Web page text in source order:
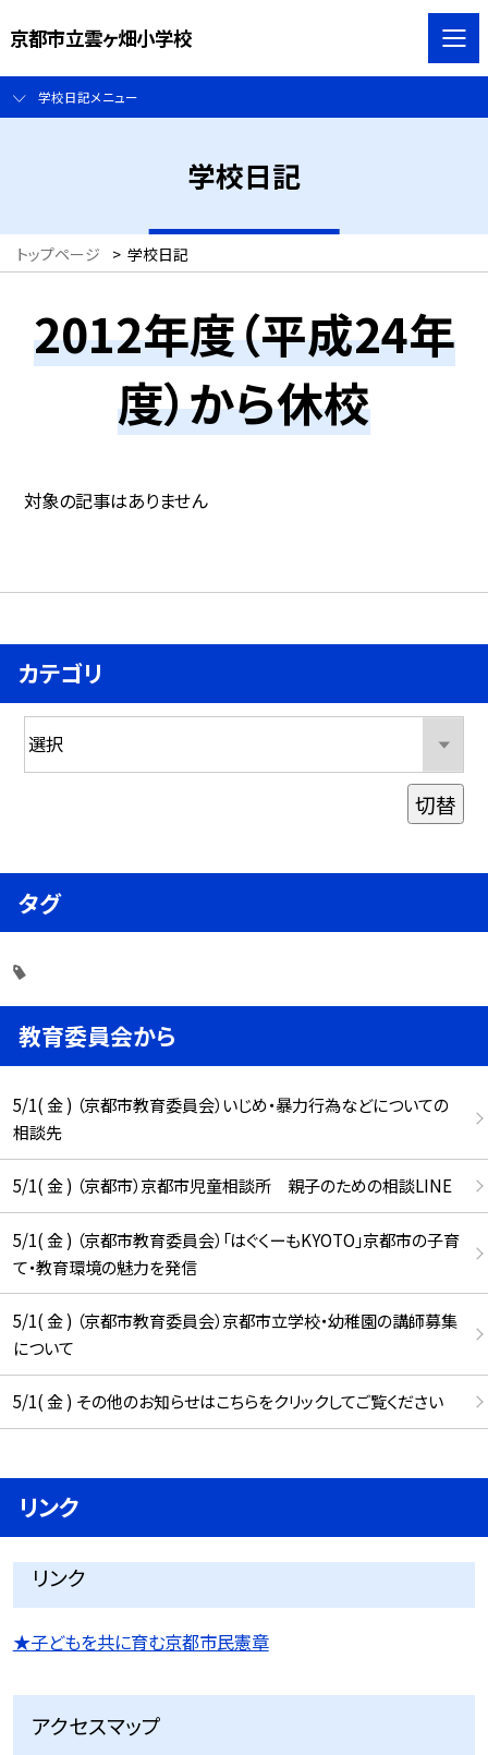
京都市立雲ヶ畑小学校
学校日記メニュー
学校日記
トップページ > 学校日記
2012年度（平成24年
度）から休校
対象の記事はありません
カテゴリ
切替
タグ
教育委員会から
5/1( 金 ) （京都市教育委員会）いじめ・暴力行為などについての
相談先
5/1( 金 ) （京都市）京都市児童相談所 親子のための相談LINE
5/1( 金 ) （京都市教育委員会）「はぐくーもKYOTO」京都市の子育
て・教育環境の魅力を発信
5/1( 金 ) （京都市教育委員会）京都市立学校・幼稚園の講師募集
について
5/1( 金 ) その他のお知らせはこちらをクリックしてご覧ください
リンク
リンク
★子どもを共に育む京都市民憲章
アクセスマップ